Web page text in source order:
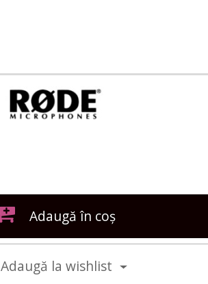
Adaugă în coș
Adaugă la wishlist